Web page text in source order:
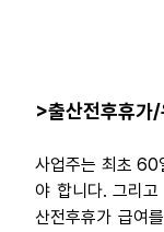
>출산전후휴가
사업주는 최초
야 합니다. 그리
산전후휴가 급여